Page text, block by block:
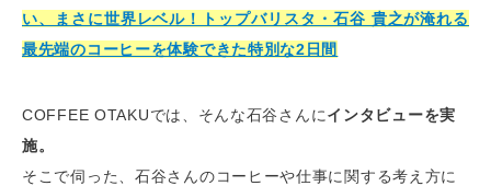
い、まさに世界レベル！トップバリスタ・石谷 貴之が淹れる
最先端のコーヒーを体験できた特別な2日間
COFFEE OTAKUでは、そんな石谷さんにインタビューを実
施。
そこで伺った、石谷さんのコーヒーや仕事に関する考え方に